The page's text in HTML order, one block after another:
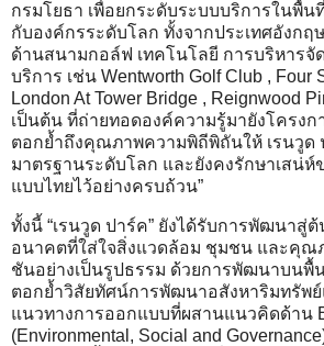
กรมโยธา เพื่อยกระดับระบบบริการในพื้น
กับองค์กรระดับโลก ทั้งจากประเทศอังกฤ
ด้านสนามกอล์ฟ เทคโนโลยี การบริหารจั
บริการ เช่น Wentworth Golf Club , Four
London At Tower Bridge , Reignwood
เป็นต้น ที่ถ่ายทอดองค์ความรู้มายังโครงก
ตอกย้ำถึงคุณภาพความพิถีพิถันให้ เรนวูด
มาตรฐานระดับโลก และยังคงรักษาเสน่
แบบไทยไว้อย่างครบถ้วน”
ทั้งนี้ “เรนวูด ปาร์ค” ยังได้รับการพัฒนาสู่ต้
อนาคตที่ใส่ใจสิ่งแวดล้อม ชุมชน และคุณภ
ชันอย่างเป็นรูปธรรม ด้วยการพัฒนาบนพื้
ตอกย้ำวิสัยทัศน์การพัฒนาอสังหาริมทรัพ
แนวทางการออกแบบที่ผสานแนวคิดด้าน
(Environmental, Social and